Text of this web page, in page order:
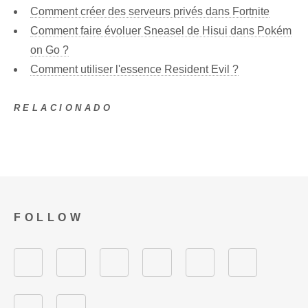
Comment créer des serveurs privés dans Fortnite
Comment faire évoluer Sneasel de Hisui dans Pokém
on Go ?
Comment utiliser l'essence Resident Evil ?
RELACIONADO
FOLLOW